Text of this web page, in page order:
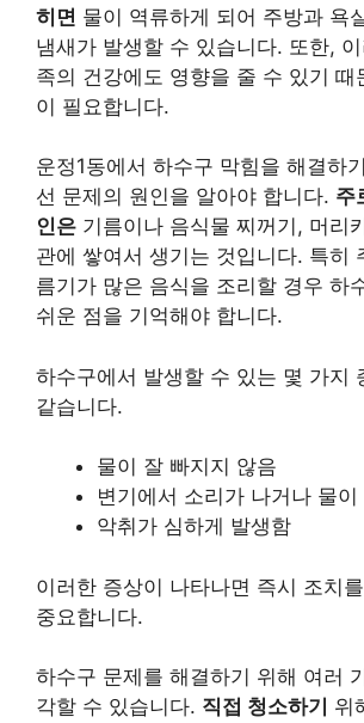
히면 물이 역류하게 되어 주방과 욕
냄새가 발생할 수 있습니다. 또한,
족의 건강에도 영향을 줄 수 있기 때
이 필요합니다.
운정1동에서 하수구 막힘을 해결하
선 문제의 원인을 알아야 합니다. 주
인은 기름이나 음식물 찌꺼기, 머리
관에 쌓여서 생기는 것입니다. 특히
름기가 많은 음식을 조리할 경우 하
쉬운 점을 기억해야 합니다.
하수구에서 발생할 수 있는 몇 가지
같습니다.
물이 잘 빠지지 않음
변기에서 소리가 나거나 물이
악취가 심하게 발생함
이러한 증상이 나타나면 즉시 조치
중요합니다.
하수구 문제를 해결하기 위해 여러
각할 수 있습니다. 직접 청소하기
위